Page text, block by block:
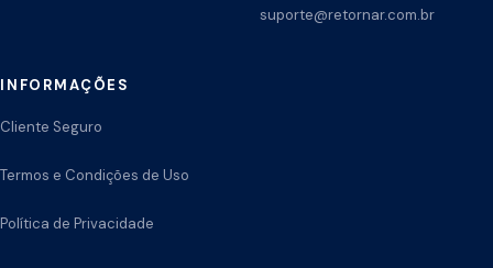
suporte@retornar.com.br
INFORMAÇÕES
Cliente Seguro
Termos e Condições de Uso
Política de Privacidade